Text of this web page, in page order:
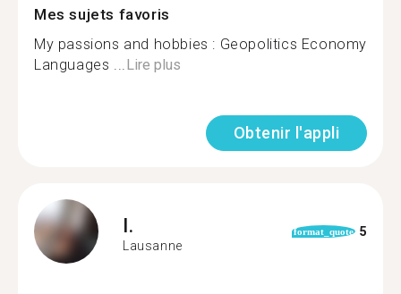
Mes sujets favoris
My passions and hobbies : Geopolitics Economy
Languages ...Lire plus
Obtenir l'appli
I.
Lausanne
format_quote 5